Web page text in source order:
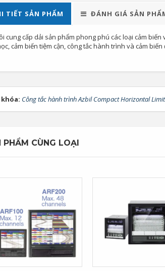
TIẾT SẢN PHẨM ĐÁNH GIÁ SẢN
cung cấp dải sản phẩm phong phú các loại cảm
cảm biến tiệm cận, công tắc hành trình và cảm biến
Công tắc hành trình Azbil Compact Horizontal
PHẨM CÙNG LOẠI